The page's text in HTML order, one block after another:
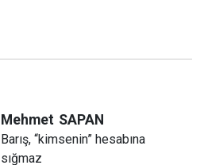
Mehmet SAPAN
Barış, “kimsenin” hesabına
sığmaz